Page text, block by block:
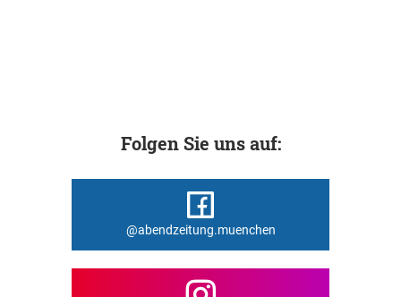
Folgen Sie uns auf:
@abendzeitung.muenchen